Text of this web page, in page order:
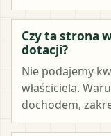
Czy ta strona
dotacji?
Nie podajemy
właściciela.
dochodem,